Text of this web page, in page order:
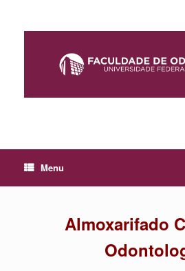
content
Menu
Almoxarifado